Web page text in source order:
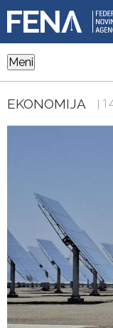
Meni
EKONOMIJA |